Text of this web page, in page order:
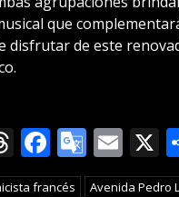
que
disfrutar de este
Threads
Facebook
X
francés
Avenida Pedro